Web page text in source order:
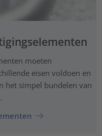
moeten
eisen voldoen en
het simpel bundelen van